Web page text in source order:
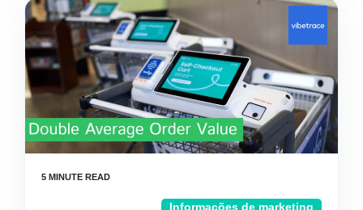
Informações de marketing